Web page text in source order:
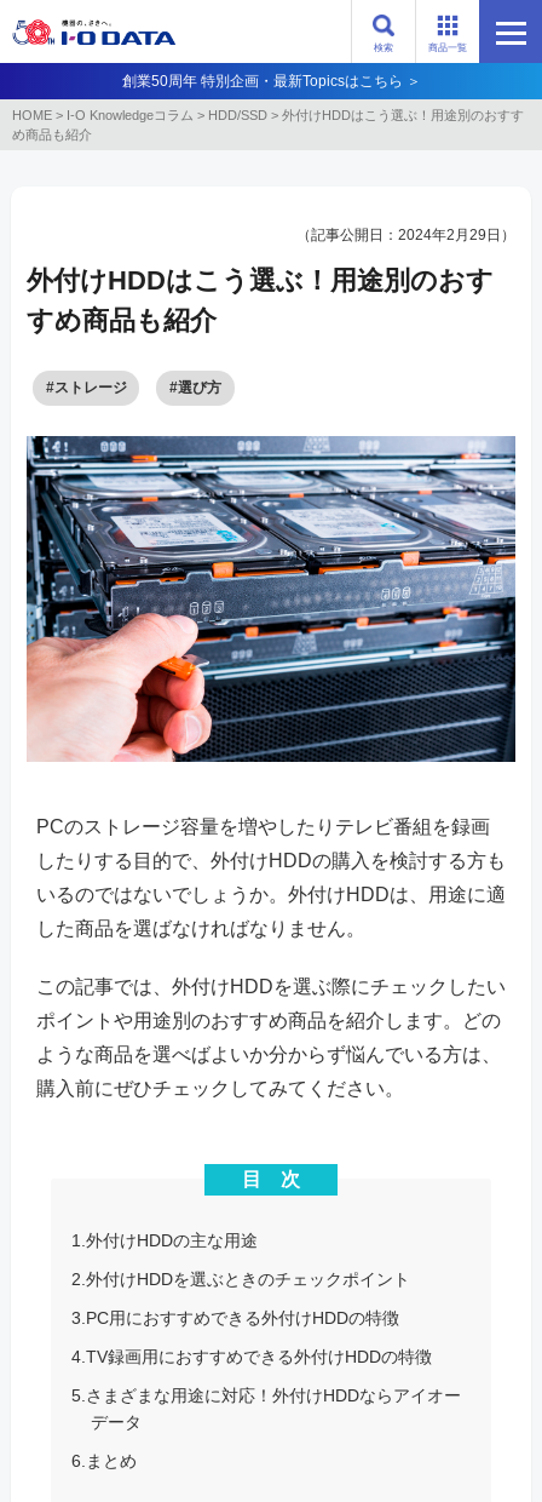
商品一覧
検索
創業50周年 特別企画・最新Topicsはこちら ＞
HOME > I-O Knowledgeコラム > HDD/SSD > 外付けHDDはこう選ぶ！用途別のおすす
め商品も紹介
（記事公開日：2024年2月29日）
外付けHDDはこう選ぶ！用途別のおす
すめ商品も紹介
#ストレージ #選び方
PCのストレージ容量を増やしたりテレビ番組を録画
したりする目的で、外付けHDDの購入を検討する方も
いるのではないでしょうか。外付けHDDは、用途に適
した商品を選ばなければなりません。
この記事では、外付けHDDを選ぶ際にチェックしたい
ポイントや用途別のおすすめ商品を紹介します。どの
ような商品を選べばよいか分からず悩んでいる方は、
購入前にぜひチェックしてみてください。
目 次
1.外付けHDDの主な用途
2.外付けHDDを選ぶときのチェックポイント
3.PC用におすすめできる外付けHDDの特徴
4.TV録画用におすすめできる外付けHDDの特徴
5.さまざまな用途に対応！外付けHDDならアイオー
データ
6.まとめ